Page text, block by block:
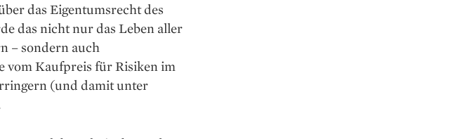
das Eigentumsrecht des
das nicht nur das Leben aller
– sondern auch
vom Kaufpreis für Risiken im
(und damit unter